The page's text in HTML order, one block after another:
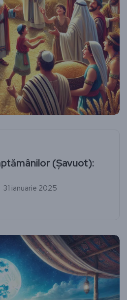
(Șavuot):
31 ianuarie 2025